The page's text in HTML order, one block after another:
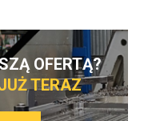
OFERTĄ?
TERAZ